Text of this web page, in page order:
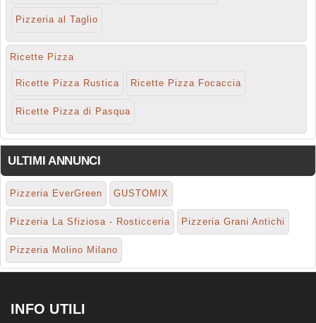
Pizzeria al Taglio
Ricette Pizza
Ricette Pizza Rustica Ricette Pizza Focaccia
Ricette Pizza di Pasqua
ULTIMI ANNUNCI
Pizzeria EverGreen GUSTOMIX
Pizzeria La Sfiziosa - Rosticceria Pizzeria Grani Antichi
Pizzeria Molino Milano
INFO UTILI